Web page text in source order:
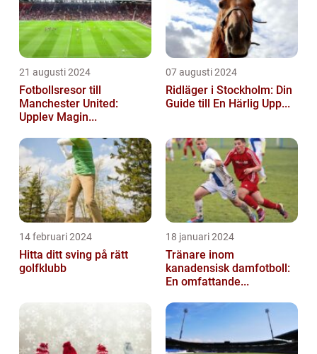
21 augusti 2024
Fotbollsresor till
Manchester United:
Upplev Magin...
07 augusti 2024
Ridläger i Stockholm: Din
Guide till En Härlig Upp...
14 februari 2024
Hitta ditt sving på rätt
golfklubb
18 januari 2024
Tränare inom
kanadensisk damfotboll:
En omfattande...